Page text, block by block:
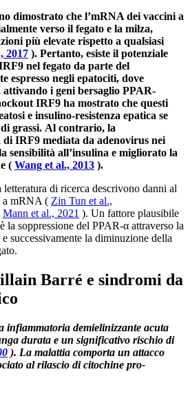
dimostrato che l’mRNA dei vaccini a
verso il fegato e la milza,
più elevate rispetto a qualsiasi
2017 ). Pertanto, esiste il potenziale
nel fegato da parte del
espresso negli epatociti, dove
i geni bersaglio PPAR-
IRF9 ha mostrato che questi
e insulino-resistenza epatica se
grassi. Al contrario, la
di IRF9 mediata da adenovirus nei
sensibilità all’insulina e migliorato la
( Wang et al., 2013 ).
di ricerca descrivono danni al
a mRNA ( Zin Tun et al.,
Mann et al., 2021 ). Un fattore plausibile
la soppressione del PPAR-α attraverso la
successivamente la diminuzione della
Barré e sindromi da
infiammatoria demielinizzante acuta
durata e un significativo rischio di
). La malattia comporta un attacco
al rilascio di citochine pro-